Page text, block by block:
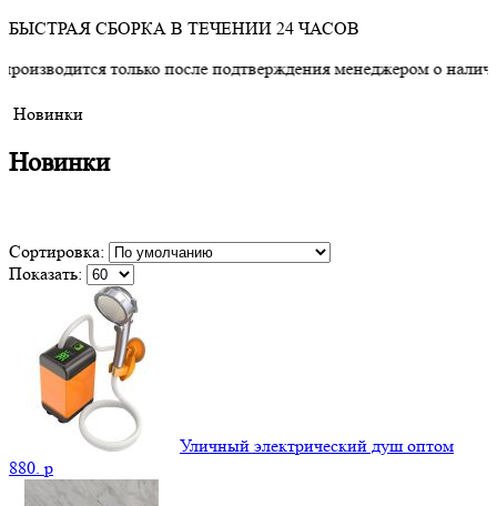
БЫСТРАЯ СБОРКА В ТЕЧЕНИИ 24 ЧАСОВ
только после подтверждения менеджером о наличии товара.
Новинки
Новинки
Сортировка:
Показать:
Уличный электрический душ оптом
880. p